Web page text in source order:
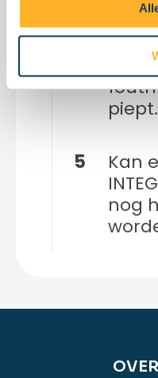
4
Mijn
5
Kan
nog